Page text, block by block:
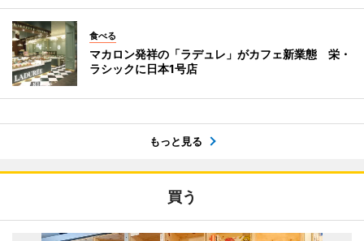
食べる
マカロン発祥の「ラデュレ」がカフェ新業態 栄・
ラシックに日本1号店
もっと見る
買う